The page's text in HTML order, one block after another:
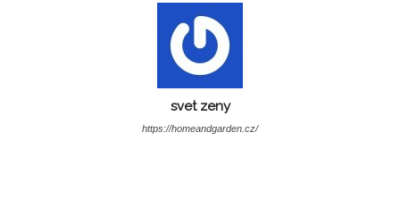
svet zeny
https://homeandgarden.cz/